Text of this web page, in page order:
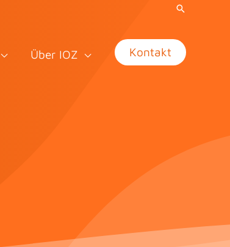
Über IOZ Kontakt